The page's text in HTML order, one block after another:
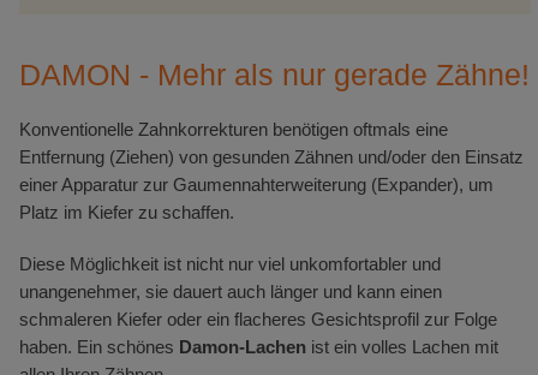
DAMON - Mehr als nur gerade Zähne!
Konventionelle Zahnkorrekturen benötigen oftmals eine
Entfernung (Ziehen) von gesunden Zähnen und/oder den Einsatz
einer Apparatur zur Gaumennahterweiterung (Expander), um
Platz im Kiefer zu schaffen.
Diese Möglichkeit ist nicht nur viel unkomfortabler und
unangenehmer, sie dauert auch länger und kann einen
schmaleren Kiefer oder ein flacheres Gesichtsprofil zur Folge
haben. Ein schönes Damon-Lachen ist ein volles Lachen mit